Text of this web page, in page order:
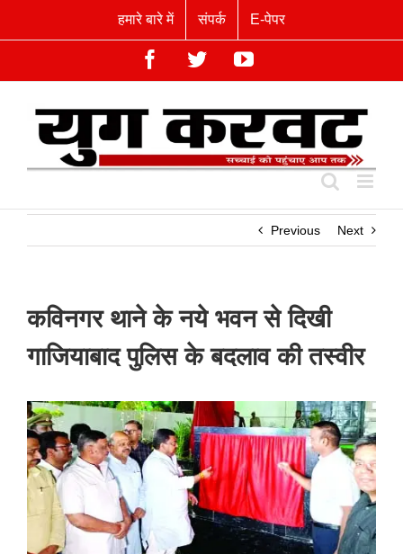
हमारे बारे में संपर्क E-पेपर
Facebook
TwitterYouTube
Previous Next
कविनगर थाने के नये भवन से दिखी
गाजियाबाद पुलिस के बदलाव की तस्वीर
View
Larger
Image